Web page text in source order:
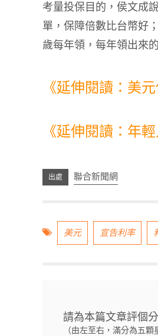
考量投保目的，侯文成
單，保障倍數比台幣好
歲每年領，每年領出來
《延伸閱讀：美
《延伸閱讀：年
聯合新聞網
美元 宣告利率
請為本篇文章評個分
（由左至右，滿分為五顆